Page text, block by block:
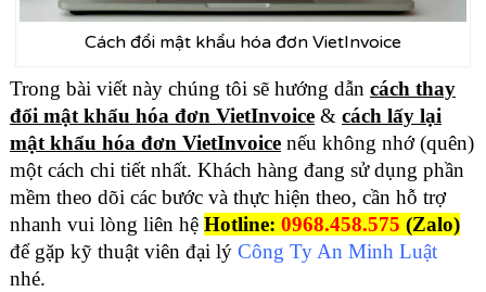
Cách đổi mật khẩu hóa đơn VietInvoice
Trong bài viết này chúng tôi sẽ hướng dẫn cách thay
đổi mật khẩu hóa đơn VietInvoice& cách lấy lại
mật khẩu hóa đơn VietInvoicenếu không nhớ (quên)
một cách chi tiết nhất. Khách hàng đang sử dụng phần
mềm theo dõi các bước và thực hiện theo, cần hỗ trợ
nhanh vui lòng liên hệ Hotline: 0968.458.575 (Zalo)
để gặp kỹ thuật viên đại lý Công Ty An Minh Luật
nhé.